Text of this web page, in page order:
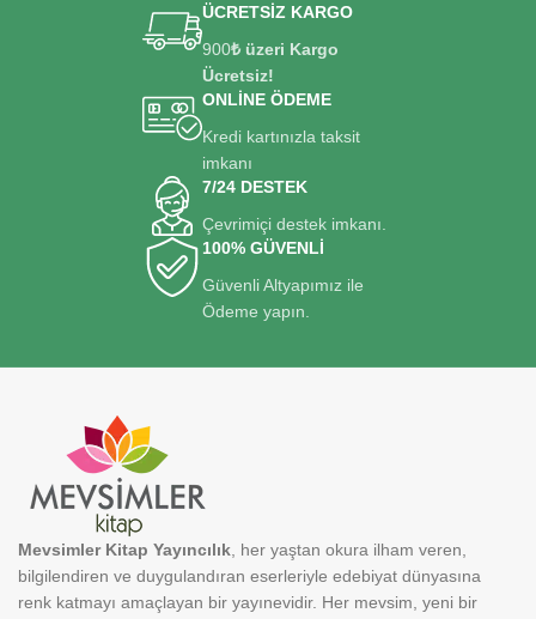
ÜCRETSİZ KARGO
900₺ üzeri Kargo
Ücretsiz!
ONLİNE ÖDEME
Kredi kartınızla taksit
imkanı
7/24 DESTEK
Çevrimiçi destek imkanı.
100% GÜVENLİ
Güvenli Altyapımız ile
Ödeme yapın.
Mevsimler Kitap Yayıncılık , her yaştan okura ilham veren,
bilgilendiren ve duygulandıran eserleriyle edebiyat dünyasına
renk katmayı amaçlayan bir yayınevidir. Her mevsim, yeni bir